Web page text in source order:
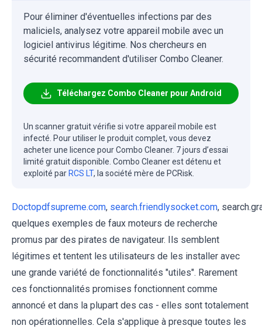
Pour éliminer d'éventuelles infections par des
maliciels, analysez votre appareil mobile avec un
logiciel antivirus légitime. Nos chercheurs en
sécurité recommandent d'utiliser Combo Cleaner.
Téléchargez Combo Cleaner pour Android
Un scanner gratuit vérifie si votre appareil mobile est
infecté. Pour utiliser le produit complet, vous devez
acheter une licence pour Combo Cleaner. 7 jours d’essai
limité gratuit disponible. Combo Cleaner est détenu et
exploité par RCS LT, la société mère de PCRisk.
Doctopdfsupreme.com, search.friendlysocket.com,
quelques exemples de faux moteurs de recherche
promus par des pirates de navigateur. Ils semblent
légitimes et tentent les utilisateurs de les installer avec
une grande variété de fonctionnalités "utiles". Rarement
ces fonctionnalités promises fonctionnent comme
annoncé et dans la plupart des cas - elles sont totalement
non opérationnelles. Cela s'applique à presque toutes les